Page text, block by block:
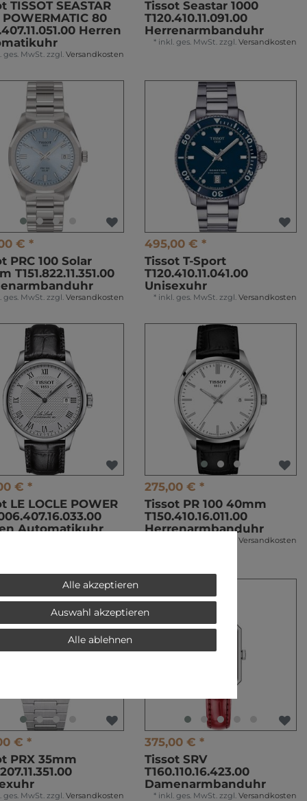
TISSOT SEASTAR
POWERMATIC 80
Herren
ges. MwSt. zzgl. Versandkosten
Tissot Seastar 1000
T120.410.11.091.00
Herrenarmbanduhr
* inkl. ges. MwSt. zzgl. Versandkosten
€ *
PRC 100 Solar
T151.822.11.351.00
ges. MwSt. zzgl. Versandkosten
495,00 € *
Tissot T-Sport
T120.410.11.041.00
Unisexuhr
* inkl. ges. MwSt. zzgl. Versandkosten
€ *
LE LOCLE POWER
Automatikuhr
275,00 € *
Tissot PR 100 40mm
T150.410.16.011.00
Herrenarmbanduhr
Versandkosten
€ *
PRX 35mm
ges. MwSt. zzgl. Versandkosten
375,00 € *
Tissot SRV
T160.110.16.423.00
Damenarmbanduhr
* inkl. ges. MwSt. zzgl. Versandkosten
Alle akzeptieren
Auswahl akzeptieren
Alle ablehnen